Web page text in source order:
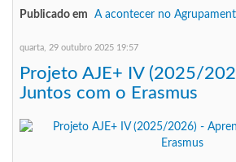
Publicado em A acontecer no
quarta, 29 outubro 2025 19:57
Projeto AJE+ IV (2025/
Juntos com o Erasmus